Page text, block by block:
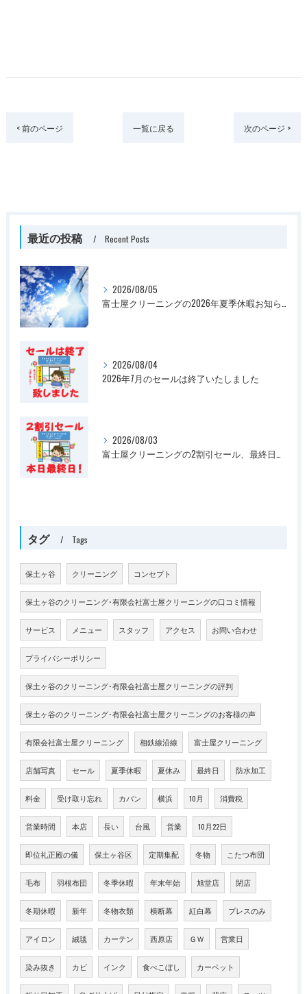
< 前のページ 一覧に戻る 次のページ >
最近の投稿 Recent Posts
2026/08/05
富士屋クリーニングの2026年夏季休暇お知らせ
2026/08/04
2026年7月のセールは終了いたしました
2026/08/03
富士屋クリーニングの2割引セール、最終日です
タグ Tags
保土ヶ谷 クリーニング コンセプト
保土ヶ谷のクリーニング･有限会社富士屋クリーニングの口コミ情報
サービス メニュー スタッフ アクセス お問い合わせ
プライバシーポリシー
保土ヶ谷のクリーニング･有限会社富士屋クリーニングの評判
保土ヶ谷のクリーニング･有限会社富士屋クリーニングのお客様の声
有限会社富士屋クリーニング 相鉄線沿線 富士屋クリーニング
店舗写真 セール 夏季休暇 夏休み 最終日 防水加工
料金 受け取り忘れ カバン 横浜 10月 消費税
営業時間 本店 長い 台風 営業 10月22日
即位礼正殿の儀 保土ヶ谷区 定期集配 冬物 こたつ布団
毛布 羽根布団 冬季休暇 年末年始 旭堂店 閉店
冬期休暇 新年 冬物衣類 横断幕 紅白幕 プレスのみ
アイロン 絨毯 カーテン 西原店 ＧＷ 営業日
染み抜き カビ インク 食べこぼし カーペット